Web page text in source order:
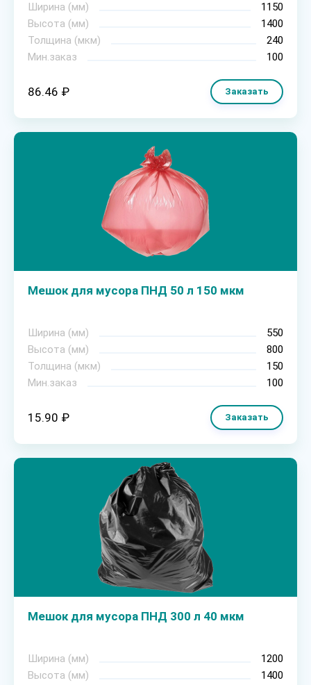
Ширина (мм)
1150
Высота (мм)
1400
Толщина (мкм)
240
Мин.заказ
100
86.46 ₽ Заказать
Мешок для мусора ПНД 50 л 150 мкм
Ширина (мм)
550
Высота (мм)
800
Толщина (мкм)
150
Мин.заказ
100
15.90 ₽ Заказать
Мешок для мусора ПНД 300 л 40 мкм
Ширина (мм)
1200
Высота (мм)
1400